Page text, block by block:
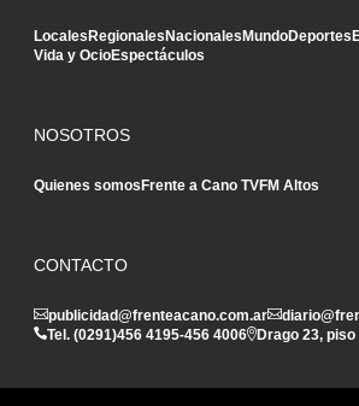
LocalesRegionalesNacionalesMundoDeportes
Vida y OcioEspectáculos
NOSOTROS
Quienes somosFrente a Cano TVFM Altos
CONTACTO
publicidad@frenteacano.com.ar
Tel. (0291)456 4195-456 4006 Drago 23, piso